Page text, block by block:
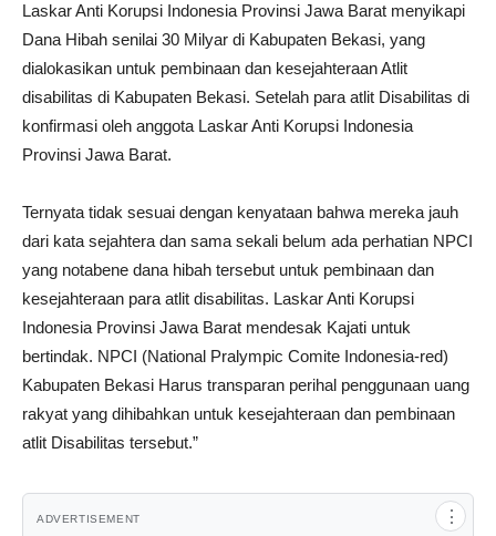
Laskar Anti Korupsi Indonesia Provinsi Jawa Barat menyikapi
Dana Hibah senilai 30 Milyar di Kabupaten Bekasi, yang
dialokasikan untuk pembinaan dan kesejahteraan Atlit
disabilitas di Kabupaten Bekasi. Setelah para atlit Disabilitas di
konfirmasi oleh anggota Laskar Anti Korupsi Indonesia
Provinsi Jawa Barat.
Ternyata tidak sesuai dengan kenyataan bahwa mereka jauh
dari kata sejahtera dan sama sekali belum ada perhatian NPCI
yang notabene dana hibah tersebut untuk pembinaan dan
kesejahteraan para atlit disabilitas. Laskar Anti Korupsi
Indonesia Provinsi Jawa Barat mendesak Kajati untuk
bertindak. NPCI (National Pralympic Comite Indonesia-red)
Kabupaten Bekasi Harus transparan perihal penggunaan uang
rakyat yang dihibahkan untuk kesejahteraan dan pembinaan
atlit Disabilitas tersebut.”
ADVERTISEMENT ⋮